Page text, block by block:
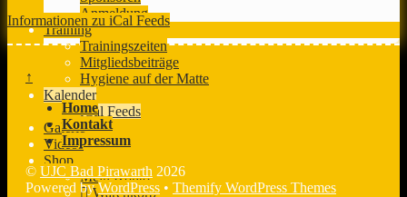
Anmeldung
Training
Trainingszeiten
Mitgliedsbeiträge
Hygiene auf der Matte
Kalender
iCal Feeds
Galerie
Videos
Shop
Mein Konto
Warenkorb
Informationen zu iCal Feeds
↑
Home
Kontakt
Impressum
© UJC Bad Pirawarth 2026
Powered byWordPress • Themify WordPress Themes